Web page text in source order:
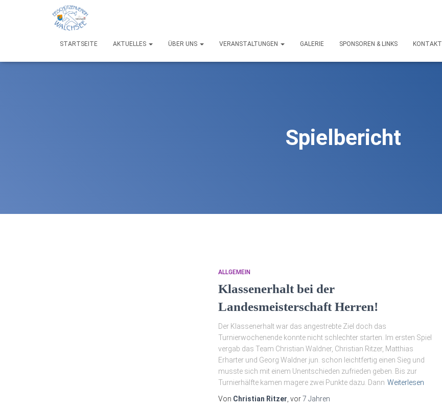
STARTSEITE AKTUELLES ÜBER UNS VERANSTALTUNGEN GALERIE SPONSOREN & LINKS KONTAKT
Spielbericht
ALLGEMEIN
Klassenerhalt bei der
Landesmeisterschaft Herren!
Der Klassenerhalt war das angestrebte Ziel doch das
Turnierwochenende konnte nicht schlechter starten. Im ersten Spiel
vergab das Team Christian Waldner, Christian Ritzer, Matthias
Erharter und Georg Waldner jun. schon leichtfertig einen Sieg und
musste sich mit einem Unentschieden zufrieden geben. Bis zur
Turnierhälfte kamen magere zwei Punkte dazu. Dann Weiterlesen
Von Christian Ritzer , vor7 Jahren